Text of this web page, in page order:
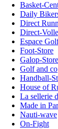
Basket-
Daily
Direct
Direct-
Espace
Foot-Store
Galop-Store
Golf and co
Handball-
House of
La sellerie
Made in
Nauti-wave
On-Fight